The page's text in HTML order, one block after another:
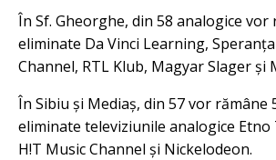
În Sf. Gheorghe, din 58 analogice vor
eliminate Da Vinci Learning,
Channel, RTL Klub, Magyar Slager și
În Sibiu și Mediaș, din 57 vor rămâne
eliminate televiziunile analogice Etno
H!T Music Channel și Nickelodeon.